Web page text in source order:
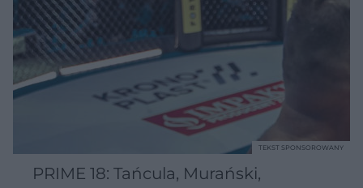
PRIME 18: Tańcula, Murański,
TEKST SPONSOROWANY